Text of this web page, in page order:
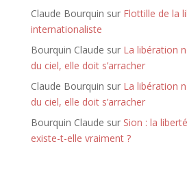
Claude Bourquin sur Flottille de la
internationaliste
Bourquin Claude sur La libération
du ciel, elle doit s’arracher
Claude Bourquin sur La libération
du ciel, elle doit s’arracher
Bourquin Claude sur Sion : la
existe-t-elle vraiment ?